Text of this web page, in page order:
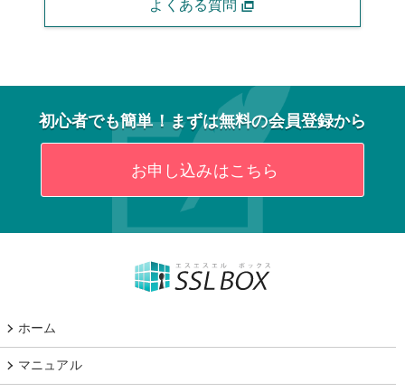
よくある質問
初心者でも簡単！まずは無料の会員登録から
お申し込みはこちら
ホーム
マニュアル